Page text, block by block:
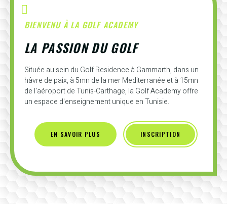
BIENVENU À LA GOLF ACADEMY
LA PASSION DU GOLF
Située au sein du Golf Residence à Gammarth, dans un
hâvre de paix, à 5mn de la mer Mediterranée et à 15mn
de l'aéroport de Tunis-Carthage, la Golf Academy offre
un espace d'enseignement unique en Tunisie.
EN SAVOIR PLUS INSCRIPTION